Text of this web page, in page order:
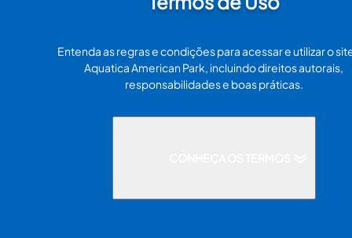
Entenda as regras e condições para acessar e utilizar o
Aquatica American Park, incluindo direitos autorais,
responsabilidades e boas práticas.